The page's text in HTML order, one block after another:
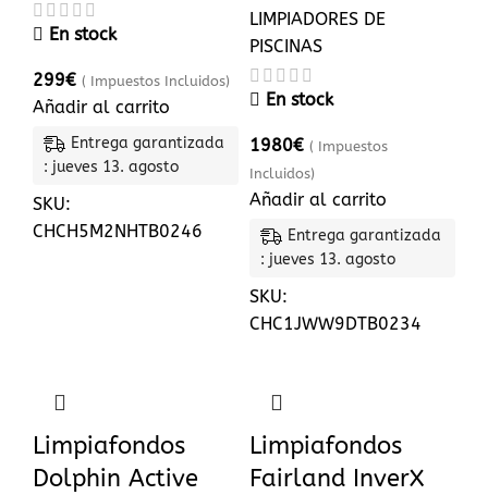
En stock
299€ ( Impuestos Incluidos)
Añadir al carrito
Entrega garantizada
: jueves 13. agosto
SKU:
CHCH5M2NHTB0246
LIMPIADORES DE
PISCINAS
En stock
1980€ ( Impuestos
Incluidos)
Añadir al carrito
Entrega garantizada
: jueves 13. agosto
SKU:
CHC1JWW9DTB0234
Limpiafondos
Dolphin Active
Limpiafondos
Fairland InverX